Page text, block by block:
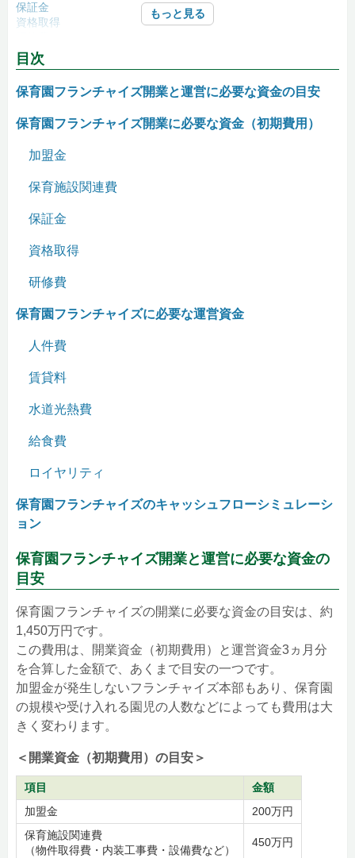
保証金
資格取得
保育園フランチャイズに必要な運営資金
賃貸料
給食費
保育園フランチャイズのキャッシュフローシミュレーション
保育園フランチャイズの関連記事
もっと見る
目次
保育園フランチャイズ開業と運営に必要な資金の目安
保育園フランチャイズ開業に必要な資金（初期費用）
加盟金
保育施設関連費
保証金
資格取得
研修費
保育園フランチャイズに必要な運営資金
人件費
賃貸料
水道光熱費
給食費
ロイヤリティ
保育園フランチャイズのキャッシュフローシミュレーシ
ョン
保育園フランチャイズ開業と運営に必要な資金の
目安
保育園フランチャイズの開業に必要な資金の目安は、約
1,450万円です。
この費用は、開業資金（初期費用）と運営資金3ヵ月分
を合算した金額で、あくまで目安の一つです。
加盟金が発生しないフランチャイズ本部もあり、保育園
の規模や受け入れる園児の人数などによっても費用は大
きく変わります。
＜開業資金（初期費用）の目安＞
項目
金額
加盟金
200万円
保育施設関連費
（物件取得費・内装工事費・設備費など）
450万円